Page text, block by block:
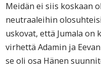
Meidän ei siis koskaan
neutraaleihin
uskovat, että Jumala on
virhettä Adamin ja
se oli osa Hänen